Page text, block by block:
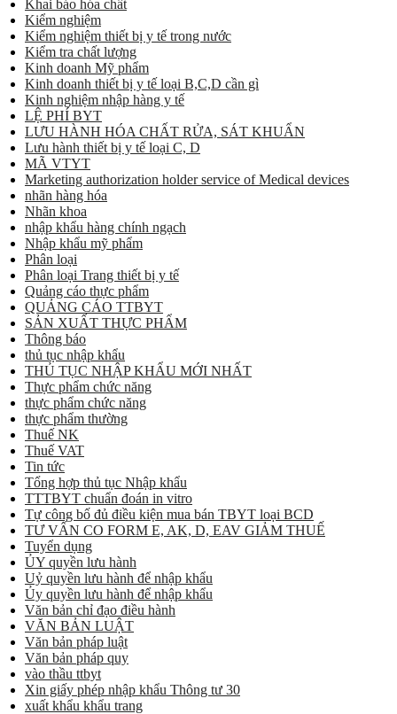
Khai báo hóa chất
Kiểm nghiệm
Kiểm nghiệm thiết bị y tế trong nước
Kiểm tra chất lượng
Kinh doanh Mỹ phẩm
Kinh doanh thiết bị y tế loại B,C,D cần gì
Kinh nghiệm nhập hàng y tế
LỆ PHÍ BYT
LƯU HÀNH HÓA CHẤT RỬA, SÁT KHUẨN
Lưu hành thiết bị y tế loại C, D
MÃ VTYT
Marketing authorization holder service of Medical devices
nhãn hàng hóa
Nhãn khoa
nhập khẩu hàng chính ngạch
Nhập khẩu mỹ phẩm
Phân loại
Phân loại Trang thiết bị y tế
Quảng cáo thực phẩm
QUẢNG CÁO TTBYT
SẢN XUẤT THỰC PHẨM
Thông báo
thủ tục nhập khẩu
THỦ TỤC NHẬP KHẨU MỚI NHẤT
Thực phẩm chức năng
thực phẩm chức năng
thực phẩm thường
Thuế NK
Thuế VAT
Tin tức
Tổng hợp thủ tục Nhập khẩu
TTTBYT chuẩn đoán in vitro
Tự công bố đủ điều kiện mua bán TBYT loại BCD
TƯ VẤN CO FORM E, AK, D, EAV GIẢM THUẾ
Tuyển dụng
ỦY quyền lưu hành
Uỷ quyền lưu hành để nhập khẩu
Ủy quyền lưu hành để nhập khẩu
Văn bản chỉ đạo điều hành
VĂN BẢN LUẬT
Văn bản pháp luật
Văn bản pháp quy
vào thầu ttbyt
Xin giấy phép nhập khẩu Thông tư 30
xuất khẩu khẩu trang